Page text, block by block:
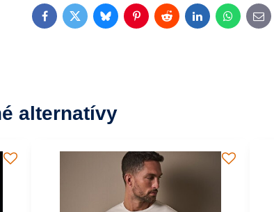
FacebookTwitterBlueskyPinterestRedditLinkedInWhatsApp
E-
mail
alternatívy